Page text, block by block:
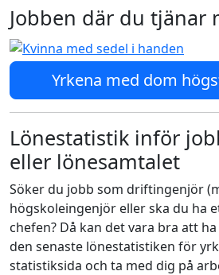
Jobben där du tjänar
Yrkena med dom
Lönestatistik inför
eller lönesamtalet
Söker du jobb som driftingenjör
högskoleingenjör eller ska du ha
chefen? Då kan det vara bra att
den senaste lönestatistiken för
statistiksida och ta med dig på